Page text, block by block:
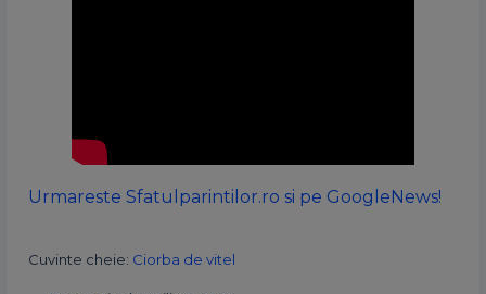
Urmareste Sfatulparintilor.ro si pe GoogleNews!
Cuvinte cheie: Ciorba de vitel